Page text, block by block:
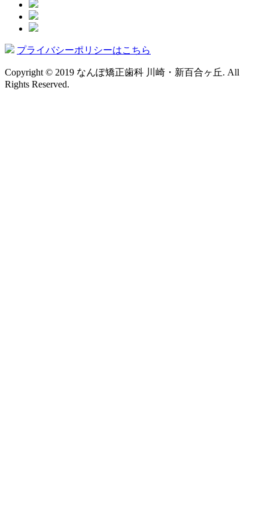
プライバシーポリシーはこちら
Copyright © 2019 なんぽ矯正歯科 川崎・新百合ヶ丘. All
Rights Reserved.